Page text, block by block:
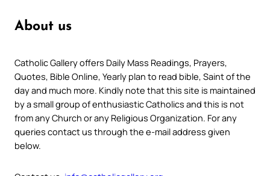
About us
Catholic Gallery offers Daily Mass Readings, Prayers,
Quotes, Bible Online, Yearly plan to read bible, Saint of the
day and much more. Kindly note that this site is maintained
by a small group of enthusiastic Catholics and this is not
from any Church or any Religious Organization. For any
queries contact us through the e-mail address given
below.